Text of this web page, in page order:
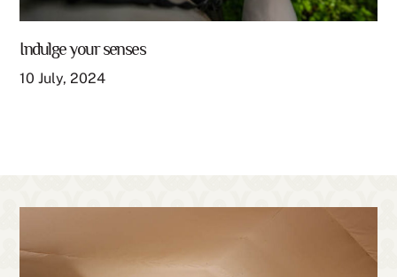
Indulge your senses
10 July,2024